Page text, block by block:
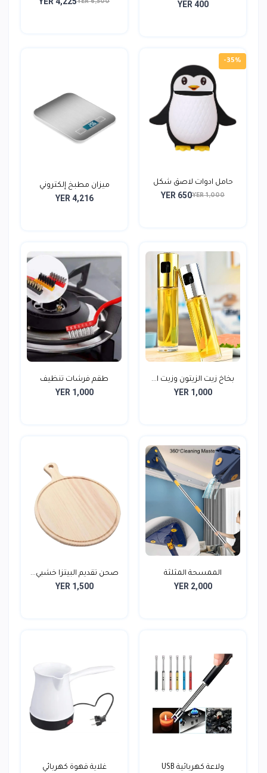
YER 400
YER 6,500
-35%
حامل ادوات لاصق شكل
بطر...YER 1,000
YER 650
ميزان مطبخ إلكتروني
YER 4,216
بخاخ زيت الزيتون وزيت ا...
YER 1,000
طقم فرشات تنظيف
البوتاج...
YER 1,000
الممسحة المثلثة
YER 2,000
صحن تقديم البيتزا خشبي...
YER 1,500
ولاعة كهربائية USB غلاية قهوة كهربائي